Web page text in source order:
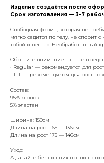
Изделие создаётся после
Срок изготовления — 3–7
Свободная форма, которая не
мягко садится по телу, не спорит
тобой и вещью. Необработанный
Обратите внимание: платье
• Regular — рекомендуется для
• Tall — рекомендуется для роста
Состав:
95% хлопок
5% эластан
Ширина: 150см
Длина на рост 165 — 136см
Длина на рост 175 — 146см
Уход:
А давайте без лишних правил: